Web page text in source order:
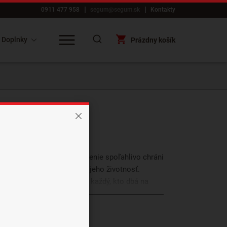
0911 477 958 segum@segum.sk Kontakty
Prázdny košík
Doplnky
gumičkami na uchytenie spoľahlivo chráni
a tým výrazne predlžuje jeho životnosť.
Vďaka špeciálnemu zloženiu tkanín je zároveň